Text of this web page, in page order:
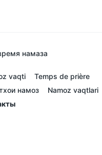
намаза
vaqti
Temps de prière
намоз
Namoz vaqtlari